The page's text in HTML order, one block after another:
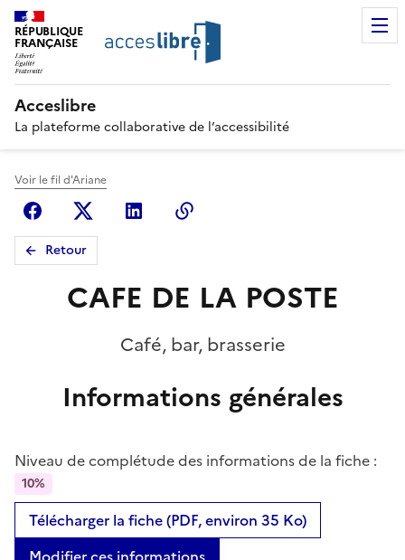
RÉPUBLIQUE
FRANÇAISE
Acceslibre
La plateforme collaborative de l’accessibilité
Voir le fil d'Ariane
FacebookX (anciennement Twitter)
Linkedin
Retour
CAFE DE LA POSTE
Café, bar, brasserie
Informations générales
Niveau de complétude des informations de la fiche :
10%
Télécharger la fiche (PDF, environ 35 Ko)